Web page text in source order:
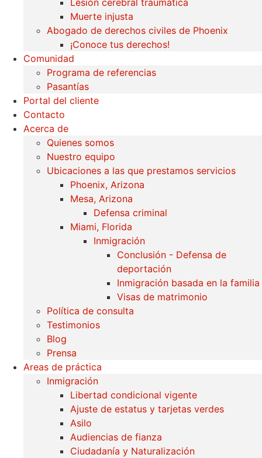
Lesión cerebral traumática
Muerte injusta
Abogado de derechos civiles de Phoenix
¡Conoce tus derechos!
Comunidad
Programa de referencias
Pasantías
Portal del cliente
Contacto
Acerca de
Quienes somos
Nuestro equipo
Ubicaciones a las que prestamos servicios
Phoenix, Arizona
Mesa, Arizona
Defensa criminal
Miami, Florida
Inmigración
Conclusión - Defensa de
deportación
Inmigración basada en la familia
Visas de matrimonio
Política de consulta
Testimonios
Blog
Prensa
Areas de práctica
Inmigración
Libertad condicional vigente
Ajuste de estatus y tarjetas verdes
Asilo
Audiencias de fianza
Ciudadanía y Naturalización